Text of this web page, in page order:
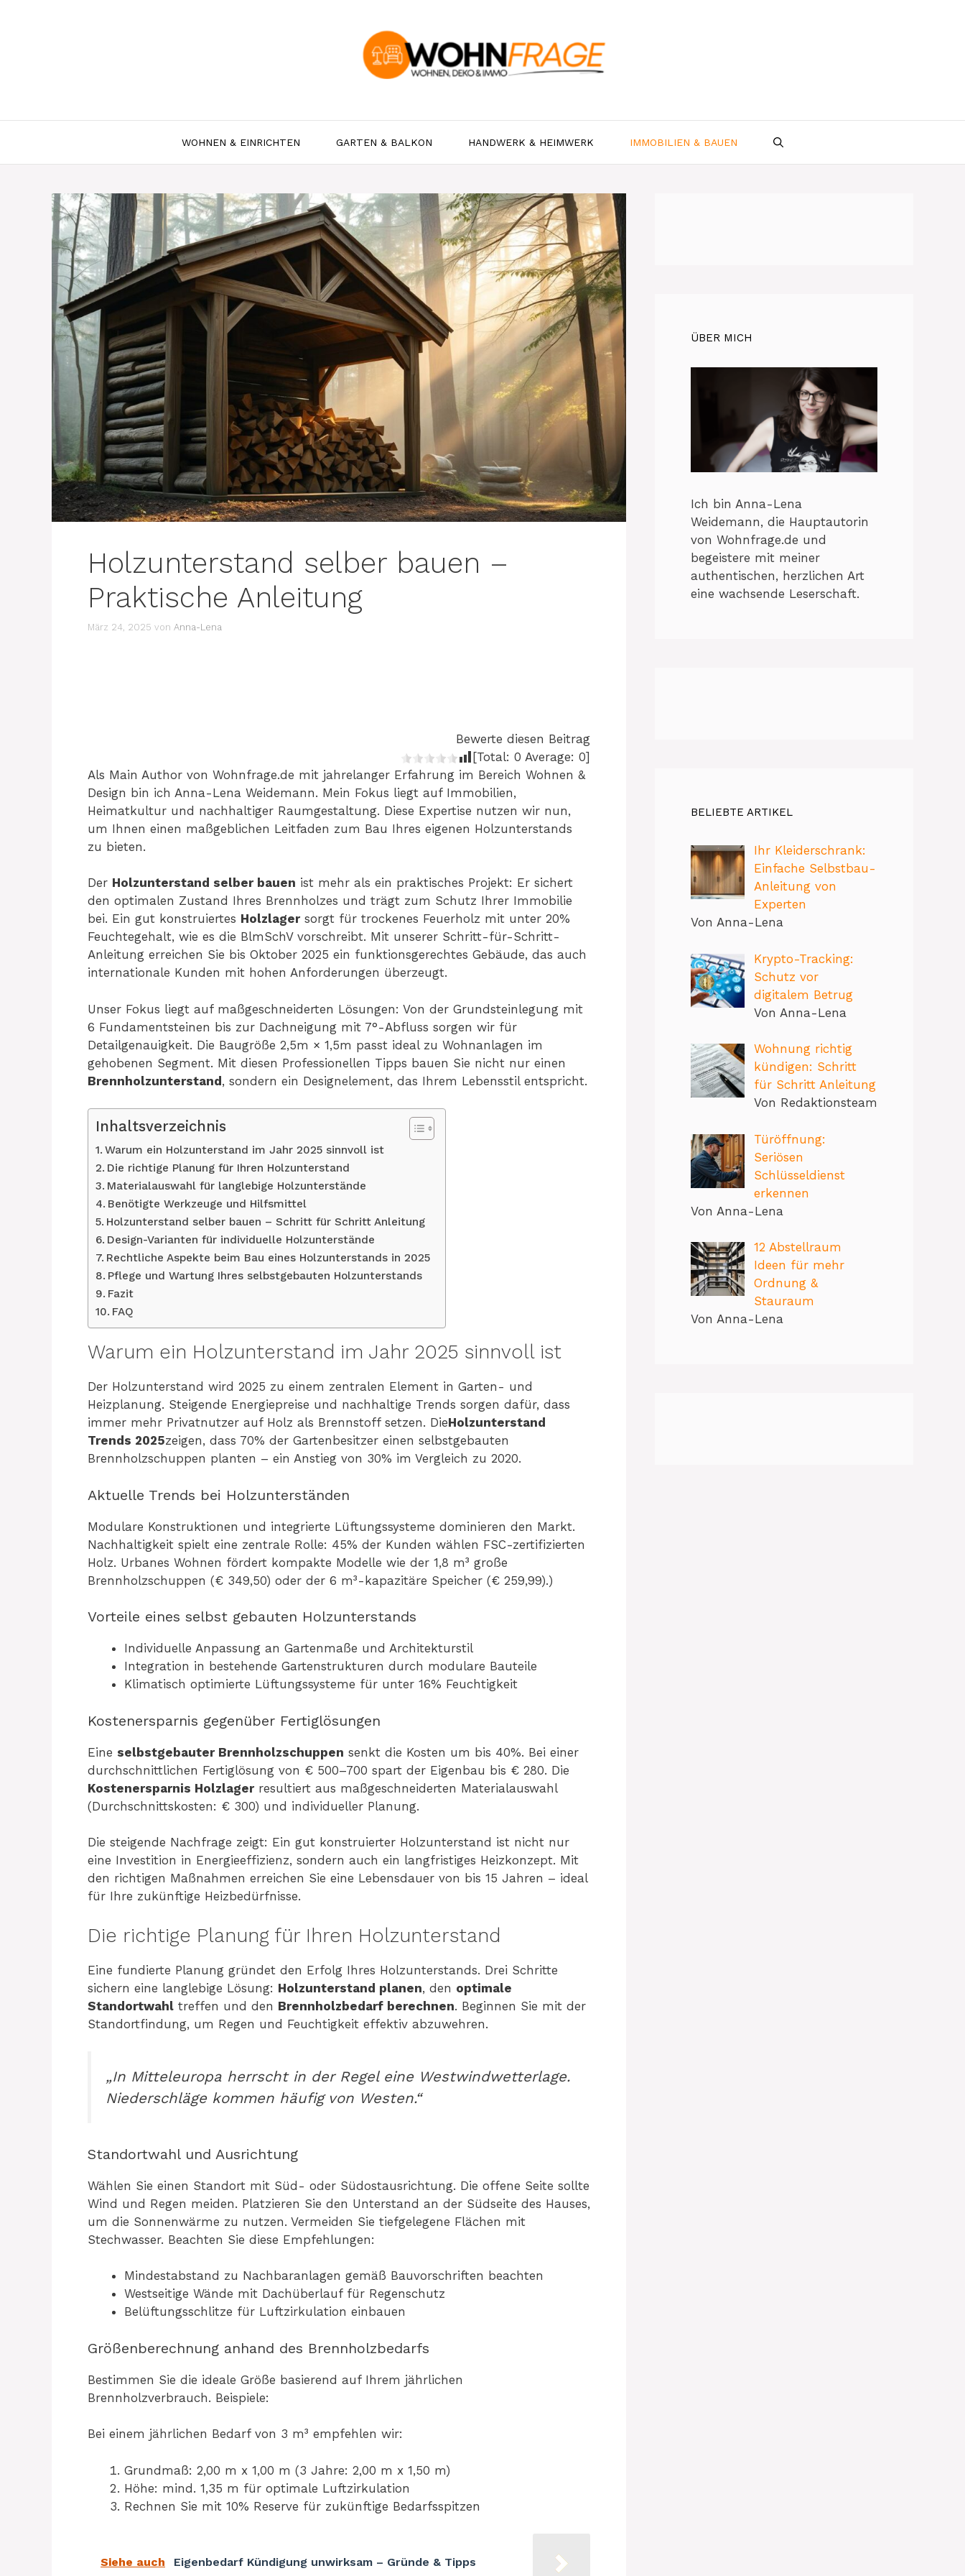
WOHNEN & EINRICHTEN GARTEN & BALKON HANDWERK & HEIMWERK IMMOBILIEN & BAUEN
Holzunterstand selber bauen –
Praktische Anleitung
März 24, 2025 von Anna-Lena
Bewerte diesen Beitrag
[Total: 0 Average: 0]
Als Main Author von Wohnfrage.de mit jahrelanger Erfahrung im Bereich Wohnen &
Design bin ich Anna-Lena Weidemann. Mein Fokus liegt auf Immobilien,
Heimatkultur und nachhaltiger Raumgestaltung. Diese Expertise nutzen wir nun,
um Ihnen einen maßgeblichen Leitfaden zum Bau Ihres eigenen Holzunterstands
zu bieten.
Der Holzunterstand selber bauen ist mehr als ein praktisches Projekt: Er sichert
den optimalen Zustand Ihres Brennholzes und trägt zum Schutz Ihrer Immobilie
bei. Ein gut konstruiertes Holzlagersorgt für trockenes Feuerholz mit unter 20%
Feuchtegehalt, wie es die BlmSchV vorschreibt. Mit unserer Schritt-für-Schritt-
Anleitung erreichen Sie bis Oktober 2025 ein funktionsgerechtes Gebäude, das auch
internationale Kunden mit hohen Anforderungen überzeugt.
Unser Fokus liegt auf maßgeschneiderten Lösungen: Von der Grundsteinlegung mit
6 Fundamentsteinen bis zur Dachneigung mit 7°-Abfluss sorgen wir für
Detailgenauigkeit. Die Baugröße 2,5m × 1,5m passt ideal zu Wohnanlagen im
gehobenen Segment. Mit diesen Professionellen Tipps bauen Sie nicht nur einen
Brennholzunterstand, sondern ein Designelement, das Ihrem Lebensstil entspricht.
Inhaltsverzeichnis
Warum ein Holzunterstand im Jahr 2025 sinnvoll ist
Die richtige Planung für Ihren Holzunterstand
Materialauswahl für langlebige Holzunterstände
Benötigte Werkzeuge und Hilfsmittel
Holzunterstand selber bauen – Schritt für Schritt Anleitung
Design-Varianten für individuelle Holzunterstände
Rechtliche Aspekte beim Bau eines Holzunterstands in 2025
Pflege und Wartung Ihres selbstgebauten Holzunterstands
Fazit
FAQ
Warum ein Holzunterstand im Jahr 2025 sinnvoll ist
Der Holzunterstand wird 2025 zu einem zentralen Element in Garten- und
Heizplanung. Steigende Energiepreise und nachhaltige Trends sorgen dafür, dass
immer mehr Privatnutzer auf Holz als Brennstoff setzen. DieHolzunterstand
Trends 2025zeigen, dass 70% der Gartenbesitzer einen selbstgebauten
Brennholzschuppen planten – ein Anstieg von 30% im Vergleich zu 2020.
Aktuelle Trends bei Holzunterständen
Modulare Konstruktionen und integrierte Lüftungssysteme dominieren den Markt.
Nachhaltigkeit spielt eine zentrale Rolle: 45% der Kunden wählen FSC-zertifizierten
Holz. Urbanes Wohnen fördert kompakte Modelle wie der 1,8 m³ große
Brennholzschuppen (€ 349,50) oder der 6 m³-kapazitäre Speicher (€ 259,99).)
Vorteile eines selbst gebauten Holzunterstands
Individuelle Anpassung an Gartenmaße und Architekturstil
Integration in bestehende Gartenstrukturen durch modulare Bauteile
Klimatisch optimierte Lüftungssysteme für unter 16% Feuchtigkeit
Kostenersparnis gegenüber Fertiglösungen
Eine selbstgebauter Brennholzschuppen senkt die Kosten um bis 40%. Bei einer
durchschnittlichen Fertiglösung von € 500–700 spart der Eigenbau bis € 280. Die
Kostenersparnis Holzlagerresultiert aus maßgeschneiderten Materialauswahl
(Durchschnittskosten: € 300) und individueller Planung.
Die steigende Nachfrage zeigt: Ein gut konstruierter Holzunterstand ist nicht nur
eine Investition in Energieeffizienz, sondern auch ein langfristiges Heizkonzept. Mit
den richtigen Maßnahmen erreichen Sie eine Lebensdauer von bis 15 Jahren – ideal
für Ihre zukünftige Heizbedürfnisse.
Die richtige Planung für Ihren Holzunterstand
Eine fundierte Planung gründet den Erfolg Ihres Holzunterstands. Drei Schritte
sichern eine langlebige Lösung: Holzunterstand planen, den optimale
Standortwahl treffen und den Brennholzbedarf berechnen. Beginnen Sie mit der
Standortfindung, um Regen und Feuchtigkeit effektiv abzuwehren.
„In Mitteleuropa herrscht in der Regel eine Westwindwetterlage.
Niederschläge kommen häufig von Westen.“
Standortwahl und Ausrichtung
Wählen Sie einen Standort mit Süd- oder Südostausrichtung. Die offene Seite sollte
Wind und Regen meiden. Platzieren Sie den Unterstand an der Südseite des Hauses,
um die Sonnenwärme zu nutzen. Vermeiden Sie tiefgelegene Flächen mit
Stechwasser. Beachten Sie diese Empfehlungen:
Mindestabstand zu Nachbaranlagen gemäß Bauvorschriften beachten
Westseitige Wände mit Dachüberlauf für Regenschutz
Belüftungsschlitze für Luftzirkulation einbauen
Größenberechnung anhand des Brennholzbedarfs
Bestimmen Sie die ideale Größe basierend auf Ihrem jährlichen
Brennholzverbrauch. Beispiele:
Bei einem jährlichen Bedarf von 3 m³ empfehlen wir:
Grundmaß: 2,00 m x 1,00 m (3 Jahre: 2,00 m x 1,50 m)
Höhe: mind. 1,35 m für optimale Luftzirkulation
Rechnen Sie mit 10% Reserve für zukünftige Bedarfsspitzen
Siehe auch Eigenbedarf Kündigung unwirksam – Gründe & Tipps
ÜBER MICH
Ich bin Anna-Lena
Weidemann, die Hauptautorin
von Wohnfrage.de und
begeistere mit meiner
authentischen, herzlichen Art
eine wachsende Leserschaft.
BELIEBTE ARTIKEL
Ihr Kleiderschrank:
Einfache Selbstbau-
Anleitung von
Experten
Von Anna-Lena
Krypto-Tracking:
Schutz vor
digitalem Betrug
Von Anna-Lena
Wohnung richtig
kündigen: Schritt
für Schritt Anleitung
Von Redaktionsteam
Türöffnung:
Seriösen
Schlüsseldienst
erkennen
Von Anna-Lena
12 Abstellraum
Ideen für mehr
Ordnung &
Stauraum
Von Anna-Lena